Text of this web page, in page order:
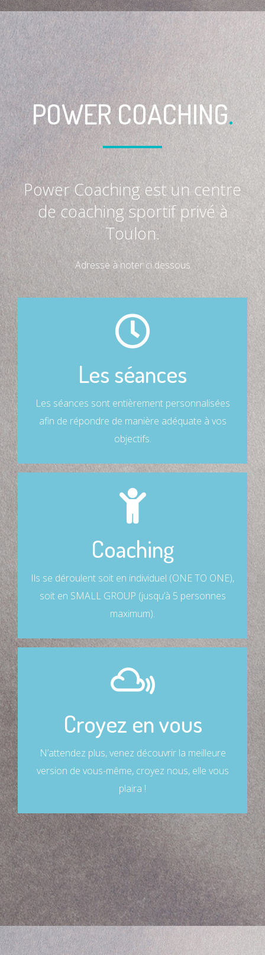
POWER COACHING.
Power Coaching est un centre
de coaching sportif privé à
Toulon.
Adresse à noter ci dessous
Les séances
Les séances sont entièrement personnalisées
afin de répondre de manière adéquate à vos
objectifs.
L'ENCADREMENT
Chaque entraînement est dirigé et encadré par
un coach diplômé d’état.
Coaching
Ils se déroulent soit en individuel (ONE TO ONE),
soit en SMALL GROUP (jusqu’à 5 personnes
maximum).
A SAVOIR
Les coachings sont effectués sur rendez-vous.
Croyez en vous
N’attendez plus, venez découvrir la meilleure
version de vous-même, croyez nous, elle vous
plaira !
Si vous êtes motivés et que vous vous faites
confiance, rien ne peut vous arrêter !